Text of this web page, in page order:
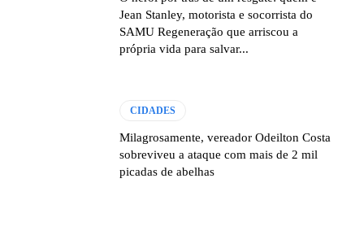
Jean Stanley, motorista e socorrista do
SAMU Regeneração que arriscou a
própria vida para salvar...
CIDADES
Milagrosamente, vereador Odeilton Costa
sobreviveu a ataque com mais de 2 mil
picadas de abelhas